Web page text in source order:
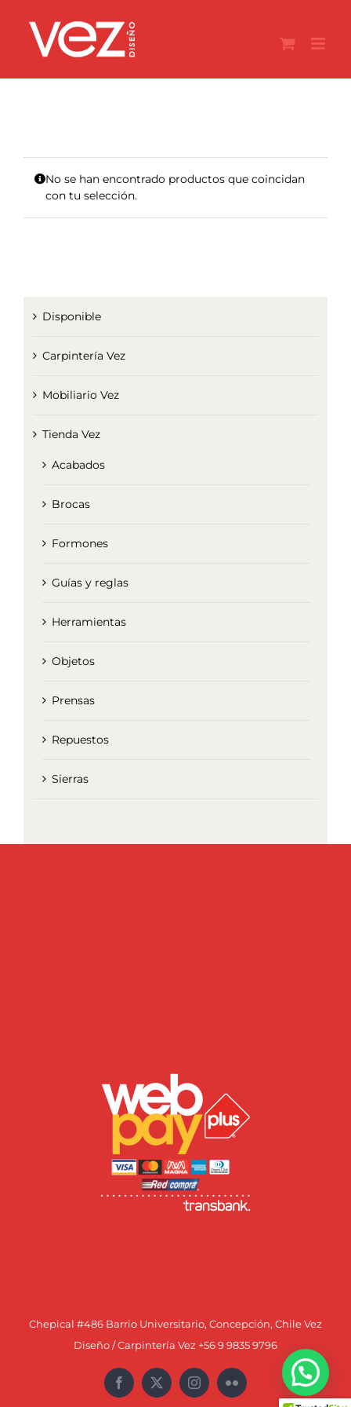
contenido
No se han encontrado productos que coincidan
con tu selección.
Disponible
Carpintería Vez
Mobiliario Vez
Tienda Vez
Acabados
Brocas
Formones
Guías y reglas
Herramientas
Objetos
Prensas
Repuestos
Sierras
Chepical #486 Barrio Universitario, Concepción, Chile Vez
Diseño / Carpintería Vez +56 9 9835 9796
Facebook
X InstagramFlickr